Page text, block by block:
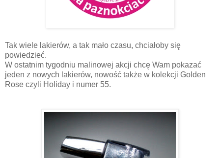
Tak wiele lakierów, a tak mało czasu, chciałoby się
powiedzieć.
W ostatnim tygodniu malinowej akcji chcę Wam pokazać
jeden z nowych lakierów, nowość także w kolekcji Golden
Rose czyli Holiday i numer 55.